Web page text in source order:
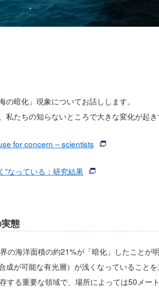
暗化」現象についてお話しします。
たちの知らないところで大きな変化が起き
for concern – scientists
”なっている：研究結果
態
の海洋面積の約21%が「暗化」したことが明
成が可能な有光層）が浅くなっていることを
する重要な領域で、場所によっては50メー